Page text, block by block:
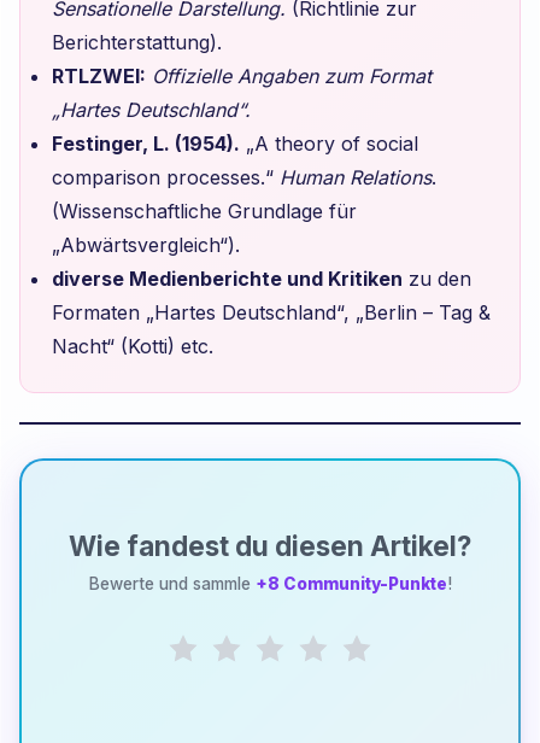
Sensationelle Darstellung. (Richtlinie zur
Berichterstattung).
RTLZWEI: Offizielle Angaben zum Format
„Hartes Deutschland“.
Festinger, L. (1954). „A theory of social
comparison processes.“ Human Relations.
(Wissenschaftliche Grundlage für
„Abwärtsvergleich“).
diverse Medienberichte und Kritiken zu den
Formaten „Hartes Deutschland“, „Berlin – Tag &
Nacht“ (Kotti) etc.
Wie fandest du diesen Artikel?
Bewerte und sammle +8 Community-Punkte!